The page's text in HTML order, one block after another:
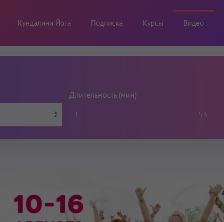
Кундалини Йога Подписка Курсы Видео
Длительность (мин)
1
53